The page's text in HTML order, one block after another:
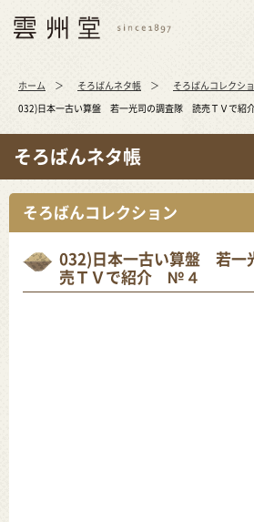
ホーム そろばんネタ帳 そろばんコレクシ
032)日本一古い算盤 若一光司の調査隊 読売ＴＶで
そろばんネタ帳
そろばんコレクション
032)日本一古い算盤 若一
売ＴＶで紹介 №４